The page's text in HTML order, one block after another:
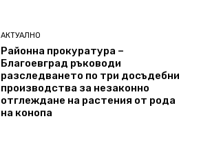
АКТУАЛНО
Районна прокуратура –
Благоевград ръководи
разследването по три досъдебни
производства за незаконно
отглеждане на растения от рода
на конопа